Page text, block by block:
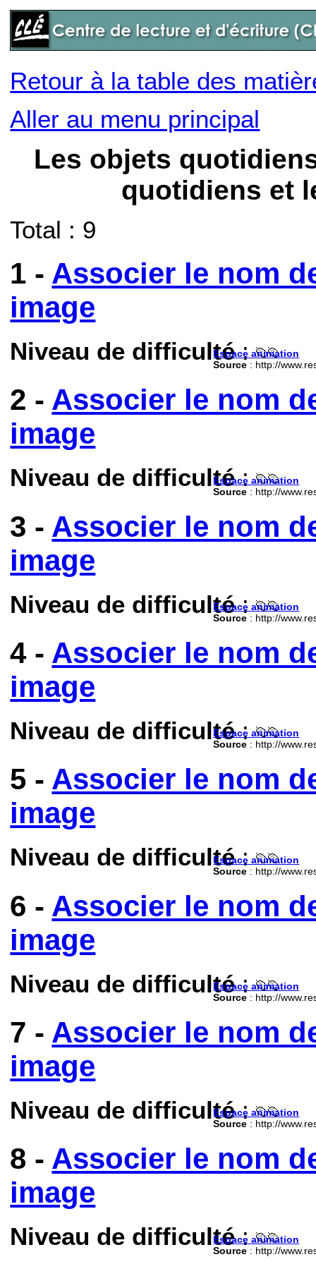
Retour à la table des
Aller au menu principal
Les objets
quotidiens et
Total : 9
1 - Associer le nom
image
Niveau de difficulté:
Espace animation
Source : http://
2 - Associer le nom
image
Niveau de difficulté:
Espace animation
Source : http://
3 - Associer le nom
image
Niveau de difficulté:
Espace animation
Source : http://
4 - Associer le nom
image
Niveau de difficulté:
Espace animation
Source : http://
5 - Associer le nom
image
Niveau de difficulté:
Espace animation
Source : http://
6 - Associer le nom
image
Niveau de difficulté:
Espace animation
Source : http://
7 - Associer le nom
image
Niveau de difficulté:
Espace animation
Source : http://
8 - Associer le nom
image
Niveau de difficulté:
Espace animation
Source : http://